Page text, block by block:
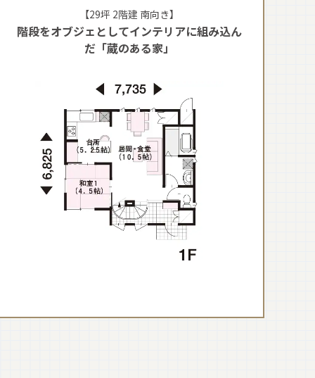
【29坪 2階建 南向き】
階段をオブジェとしてインテリアに組み込ん
だ「蔵のある家」